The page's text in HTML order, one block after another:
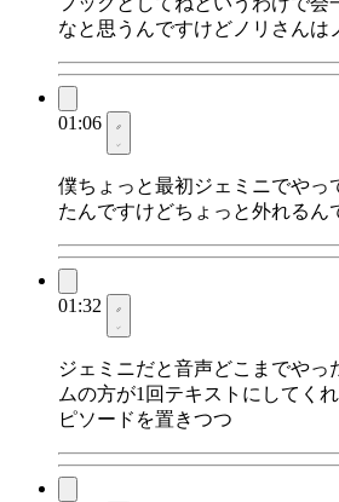
なと思うんですけどノリさん
01:06
僕ちょっと最初ジェミニでやっ
たんですけどちょっと外れる
01:32
ジェミニだと音声どこまでや
ムの方が1回テキストにしてく
ピソードを置きつつ